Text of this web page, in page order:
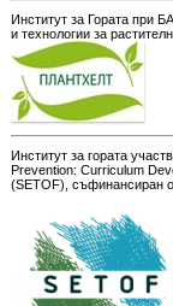
Институт за Гората при
и технологии за
Институт за гората
Prevention: Curriculum
(SETOF), съфинансиран